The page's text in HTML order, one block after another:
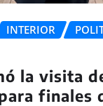
INTERIOR
la visita
finales